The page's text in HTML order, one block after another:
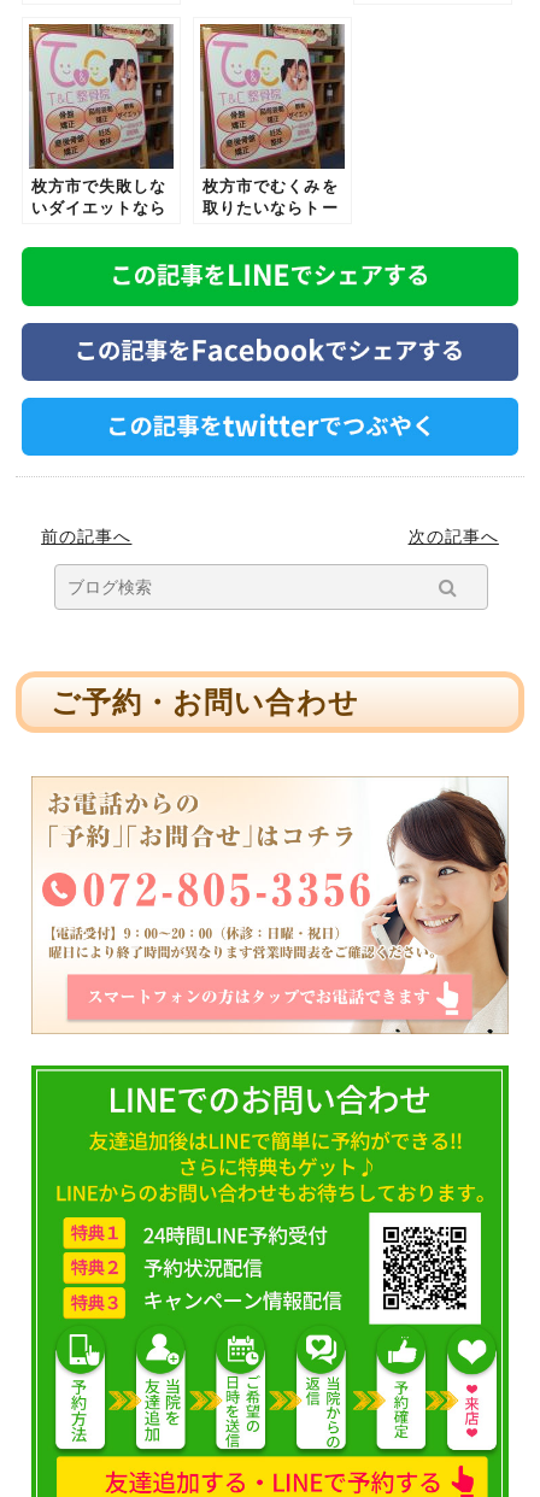
ルケア整骨院こと
Ｔ＆Ｃ整骨院
枚方市で失敗しな
いダイエットなら
ト』が行えるトー
タルケア整骨院
枚方市でむくみを
取りたいならトー
T&C整骨院の「酵
素ダイエット」で
前の記事へ 次の記事へ
ご予約・お問い合わせ